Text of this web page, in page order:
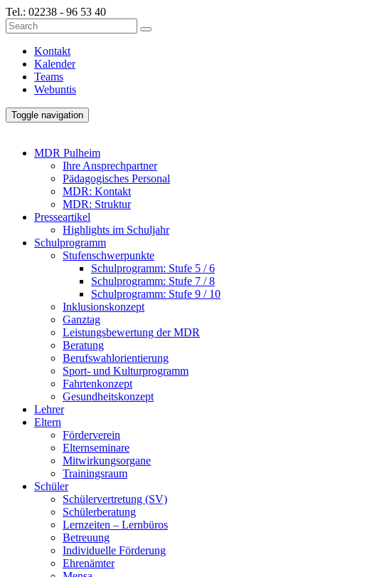
Tel.: 02238 - 96 53 40
Kontakt
Kalender
Teams
Webuntis
Toggle navigation
MDR Pulheim
Ihre Ansprechpartner
Pädagogisches Personal
MDR: Kontakt
MDR: Struktur
Presseartikel
Highlights im Schuljahr
Schulprogramm
Stufenschwerpunkte
Schulprogramm: Stufe 5 / 6
Schulprogramm: Stufe 7 / 8
Schulprogramm: Stufe 9 / 10
Inklusionskonzept
Ganztag
Leistungsbewertung der MDR
Beratung
Berufswahlorientierung
Sport- und Kulturprogramm
Fahrtenkonzept
Gesundheitskonzept
Lehrer
Eltern
Förderverein
Elternseminare
Mitwirkungsorgane
Trainingsraum
Schüler
Schülervertretung (SV)
Schülerberatung
Lernzeiten – Lernbüros
Betreuung
Individuelle Förderung
Ehrenämter